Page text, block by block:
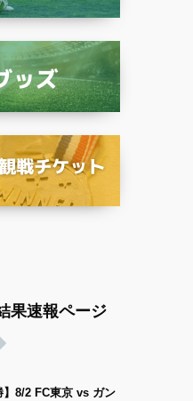
果速報ページ
】8/2 FC東京 vs ガン